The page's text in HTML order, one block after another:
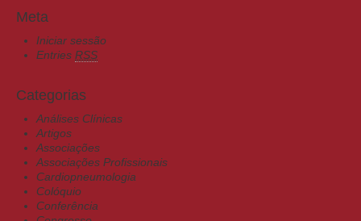
Meta
Iniciar sessão
Entries RSS
Categorias
Análises Clínicas
Artigos
Associações
Associações Profissionais
Cardiopneumologia
Colóquio
Conferência